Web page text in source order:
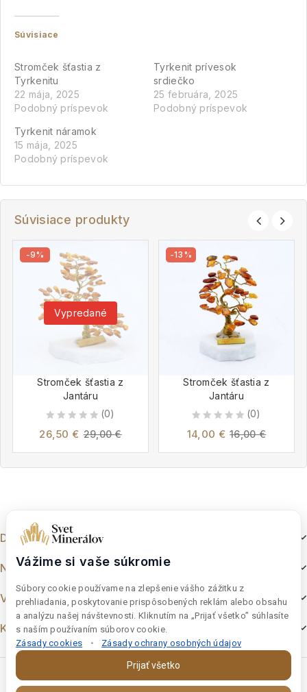
Súvisiace
Stromček šťastia z
Tyrkenitu
22 mája, 2025
Podobný príspevok
Tyrkenit prívesok
srdiečko
25 februára, 2025
Podobný príspevok
Tyrkenit náramok
15 mája, 2025
Podobný príspevok
Súvisiace produkty
Vypredané
-9%
Stromček šťastia z
Jantáru
(0)
26,50 € 29,00€
-13%
Stromček šťastia z
Jantáru
(0)
14,00 € 16,00€
Dokumenty
Nakupovanie
Výber z e-shopu
Kontakt
Vážime si vaše súkromie
Súbory cookie používame na zlepšenie vášho zážitku z
prehliadania, poskytovanie prispôsobených reklám alebo obsahu
a analýzu našej návštevnosti. Kliknutím na „Prijať všetko” súhlasíte
s naším používaním súborov cookie.
Zásady cookies
• Zásady ochrany osobných údajov
Prijať všetko